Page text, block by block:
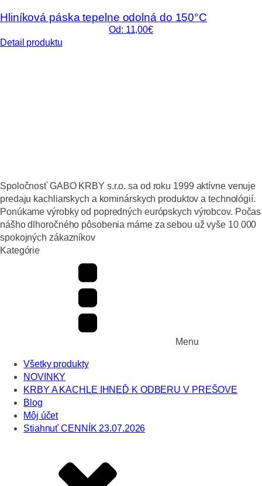
Hliníková páska tepelne odolná do 150°C
Od: 11,00€
Detail produktu
Spoločnosť GABO KRBY s.r.o. sa od roku 1999 aktívne venuje
predaju kachliarskych a kominárskych produktov a technológií.
Ponúkame výrobky od popredných európskych výrobcov. Počas
nášho dlhoročného pôsobenia máme za sebou už vyše 10 000
spokojných zákazníkov
Kategórie
Menu
Všetky produkty
NOVINKY
KRBY A KACHLE IHNEĎ K ODBERU V PREŠOVE
Blog
Môj účet
Stiahnuť CENNÍK 23.07.2026